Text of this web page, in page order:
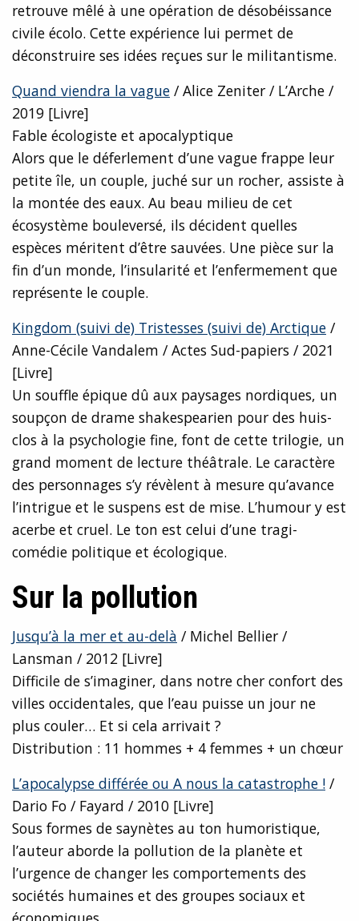
retrouve mêlé à une opération de désobéissance
civile écolo. Cette expérience lui permet de
déconstruire ses idées reçues sur le militantisme.
Quand viendra la vague / Alice Zeniter / L’Arche /
2019 [Livre]
Fable écologiste et apocalyptique
Alors que le déferlement d’une vague frappe leur
petite île, un couple, juché sur un rocher, assiste à
la montée des eaux. Au beau milieu de cet
écosystème bouleversé, ils décident quelles
espèces méritent d’être sauvées. Une pièce sur la
fin d’un monde, l’insularité et l’enfermement que
représente le couple.
Kingdom (suivi de) Tristesses (suivi de) Arctique /
Anne-Cécile Vandalem / Actes Sud-papiers / 2021
[Livre]
Un souffle épique dû aux paysages nordiques, un
soupçon de drame shakespearien pour des huis-
clos à la psychologie fine, font de cette trilogie, un
grand moment de lecture théâtrale. Le caractère
des personnages s’y révèlent à mesure qu’avance
l’intrigue et le suspens est de mise. L’humour y est
acerbe et cruel. Le ton est celui d’une tragi-
comédie politique et écologique.
Sur la pollution
Jusqu’à la mer et au-delà / Michel Bellier /
Lansman / 2012 [Livre]
Difficile de s’imaginer, dans notre cher confort des
villes occidentales, que l’eau puisse un jour ne
plus couler… Et si cela arrivait ?
Distribution : 11 hommes + 4 femmes + un chœur
L’apocalypse différée ou A nous la catastrophe ! /
Dario Fo / Fayard / 2010 [Livre]
Sous formes de saynètes au ton humoristique,
l’auteur aborde la pollution de la planète et
l’urgence de changer les comportements des
sociétés humaines et des groupes sociaux et